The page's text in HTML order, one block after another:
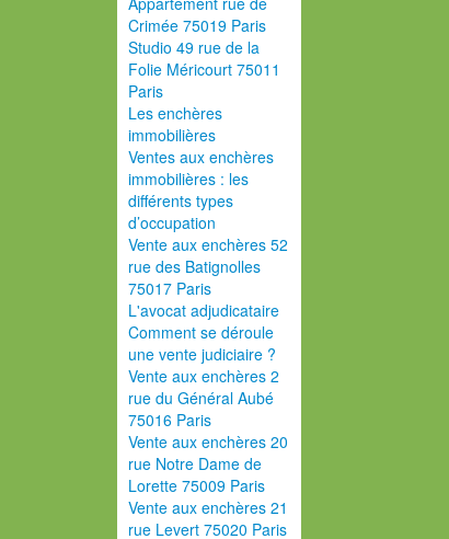
Crimée 75019 Paris
Studio 49 rue de la
Folie Méricourt 75011
Paris
Les enchères
immobilières
Ventes aux enchères
immobilières : les
différents types
d’occupation
Vente aux enchères 52
rue des Batignolles
75017 Paris
L'avocat adjudicataire
Comment se déroule
une vente judiciaire ?
Vente aux enchères 2
rue du Général Aubé
75016 Paris
Vente aux enchères 20
rue Notre Dame de
Lorette 75009 Paris
Vente aux enchères 21
rue Levert 75020 Paris